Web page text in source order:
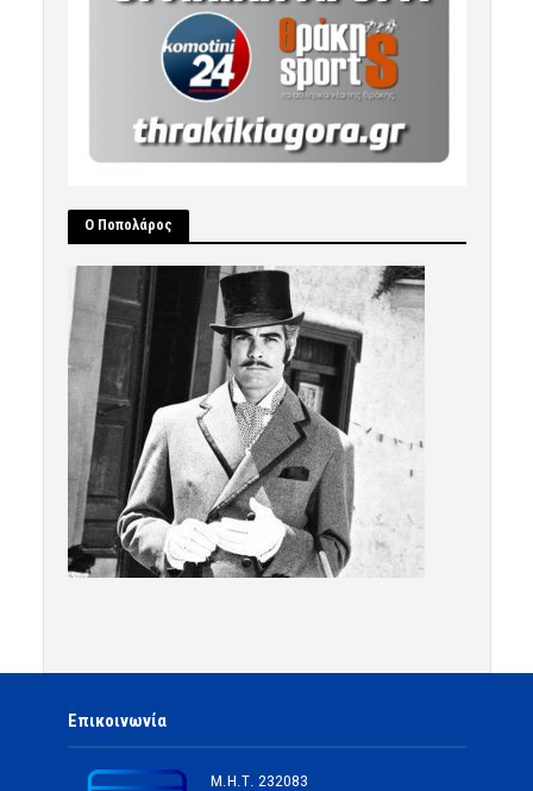
Ο Ποπολάρος
Επικοινωνία
Μ.Η.Τ. 232083